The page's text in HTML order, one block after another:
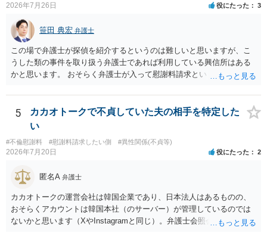
2026年7月26日 役にたった 3
笹田 典宏 弁護士
この場で弁護士が探偵を紹介するというのは難しいと思いますが、こ
うした類の事件を取り扱う弁護士であれば利用している興信所はある
かと思います。 おそらく弁護士が入って慰謝料請求という流れになる
めします。
5
カカオトークで不貞していた夫の相手を特定した
い
#不倫慰謝料 #慰謝料請求したい側 #異性関係(不貞等)
2026年7月20日 役にたった 2
匿名A 弁護士
カカオトークの運営会社は韓国企業であり、日本法人はあるものの、
おそらくアカウントは韓国本社（のサーバー）が管理しているのでは
ないかと思います（XやInstagramと同じ）。弁護士会照会は日本法に